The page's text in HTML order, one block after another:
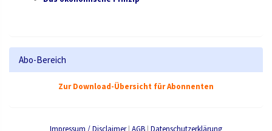
Abo-Bereich
Zur Download-Übersicht für Abonnenten
Impressum / Disclaimer| AGB | Datenschutzerklärung